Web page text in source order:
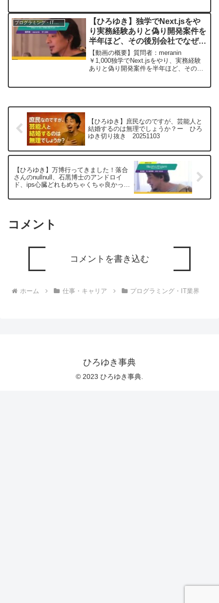
しょうか？僕は性被害やパワハラも受け
精神科に今も通院してるの...
プログラミング・IT業界
【ひろゆき】独学でNext.jsをや
り実務経験ありと偽り開発案件を
半年ほど、その後別会社でなぜか
NuxtとExpressの開発を任され
てしまい半年強やっています。次
の動き悩んでいますー20231028
【動画の概要】質問者：meranin
￥1,000独学でNext.jsをやり、実務経験
ありと偽り開発案件を半年ほど、その後
【ひろゆき】庶民なのですが、芸能人と
結婚するのは無理でしょうか？ー ひろ
ゆき切り抜き 20251103
【ひろゆき】万博行ってきました！落合
さんのnullnull、石黒博士のアンドロイ
ド、ips心臓どれもめちゃくちゃ良かった
コメント
コメントを書き込む
ホーム 仕事・キャリア プログラミング・IT業界
ひろゆき事典
© 2023 ひろゆき事典.